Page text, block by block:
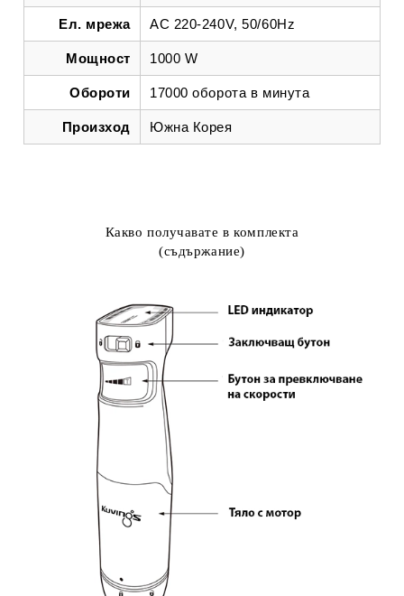
Ел. мрежа AC 220-240V, 50/60Hz
Мощност 1000 W
Обороти 17000 оборота в минута
Произход Южна Корея
Какво получавате в комплекта
(съдържание)